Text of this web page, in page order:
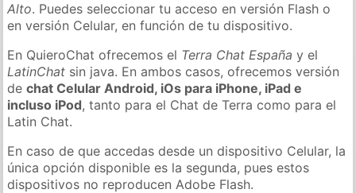
Alto. Puedes seleccionar tu acceso en versión Flash o
en versión Celular, en función de tu dispositivo.
En QuieroChat ofrecemos el Terra Chat España y el
LatinChat sin java. En ambos casos, ofrecemos versión
dechat Celular Android, iOs para iPhone, iPad e
incluso iPod, tanto para el Chat de Terra como para el
Latin Chat.
En caso de que accedas desde un dispositivo Celular, la
única opción disponible es la segunda, pues estos
dispositivos no reproducen Adobe Flash.